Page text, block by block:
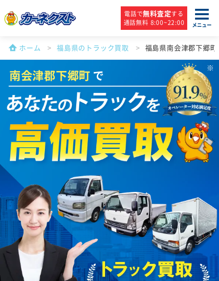
電話で無料査定する
通話無料 8:00~22:00
メニュー
ホーム 福島県のトラック買取 福島県南会津郡下郷
南会津郡下郷町 で